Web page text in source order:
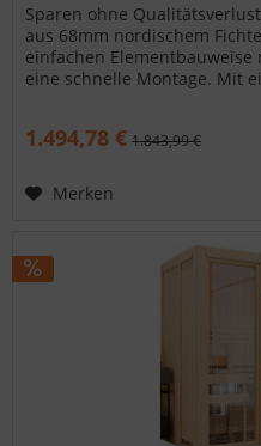
Sparen ohne
aus 68mm nordischem
einfachen
eine schnelle Montage. Mit
1.494,78 € 1.843,99 €
Merken